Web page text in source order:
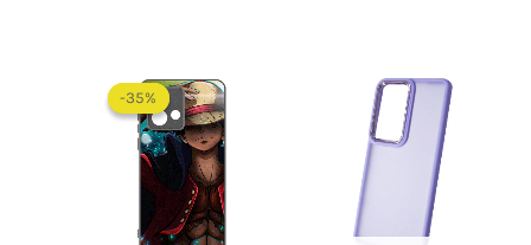
-35%
-35%